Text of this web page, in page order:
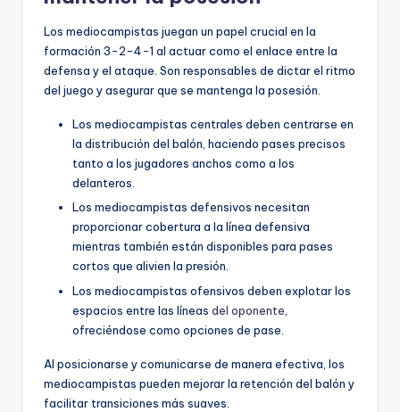
Los mediocampistas juegan un papel crucial en la
formación 3-2-4-1 al actuar como el enlace entre la
defensa y el ataque. Son responsables de dictar el ritmo
del juego y asegurar que se mantenga la posesión.
Los mediocampistas centrales deben centrarse en
la distribución del balón, haciendo pases precisos
tanto a los jugadores anchos como a los
delanteros.
Los mediocampistas defensivos necesitan
proporcionar cobertura a la línea defensiva
mientras también están disponibles para pases
cortos que alivien la presión.
Los mediocampistas ofensivos deben explotar los
espacios entre las líneas del oponente
ofreciéndose como opciones de pase.
Al posicionarse y comunicarse de manera efectiva, los
mediocampistas pueden mejorar la retención del balón y
facilitar transiciones más suaves.